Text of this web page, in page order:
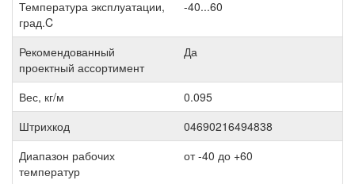
Температура эксплуатации,
град.C
-40...60
Рекомендованный
проектный ассортимент
Да
Вес, кг/м
0.095
Штрихкод
04690216494838
Диапазон рабочих
температур
от -40 до +60